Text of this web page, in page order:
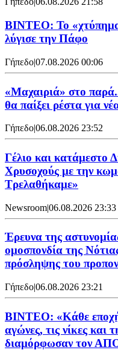
ΒΙΝΤΕΟ: Το
λύγισε την Πάφο
Γήπεδο|07.08.2026 00:06
«Μαχαιριά» στο
θα παίξει ρέστα για
Γήπεδο|06.08.2026 23:52
Γέλιο και κατάμεστο
Χρυσοχούς με την
Τρελαθήκαμε»
Newsroom|06.08.2026 23:33
Έρευνα της
ομοσπονδία της
πρόσληψης του
Γήπεδο|06.08.2026 23:21
ΒΙΝΤΕΟ: «Κάθε εποχή
αγώνες, τις νίκες και
διαμόρφωσαν τον